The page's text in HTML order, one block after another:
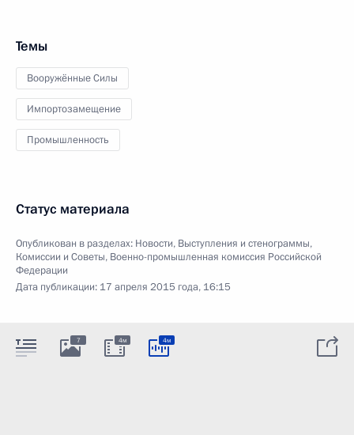
Темы
Вооружённые Силы
Импортозамещение
Промышленность
Статус материала
Опубликован в разделах: Новости, Выступления и стенограммы,
Комиссии и Советы, Военно-промышленная комиссия Российской
Федерации
Дата публикации: 17 апреля 2015 года, 16:15
7 4м 4м